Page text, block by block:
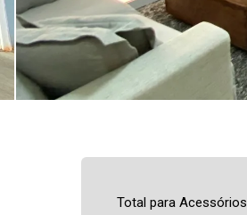
Total para Acessórios